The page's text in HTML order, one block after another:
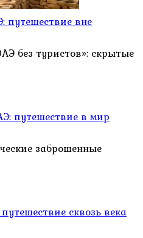
вне
без туристов»: скрытые
путешествие в мир
заброшенные
сквозь века